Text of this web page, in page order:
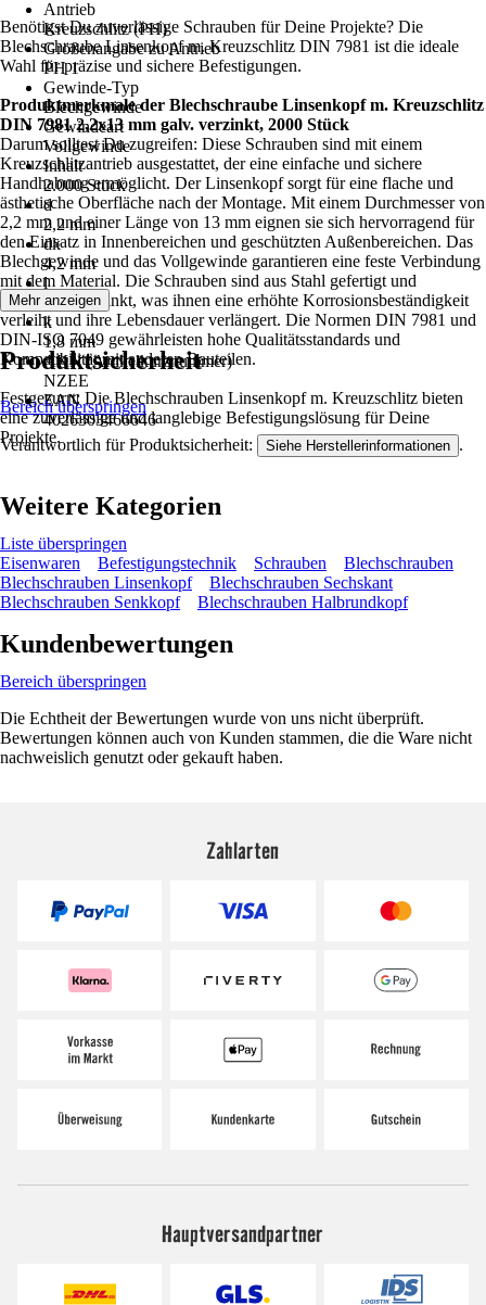
Antrieb
Kreuzschlitz (PH)
Größenangabe zu Antrieb
PH 1
Gewinde-Typ
Blechgewinde
Gewindeart
Vollgewinde
Inhalt
2.000 Stück
d
2,2 mm
dk
4,2 mm
l
13 mm
k
1,8 mm
AKN (Artikelkurznummer)
NZEE
EAN
4026303466646
Benötigst Du zuverlässige Schrauben für Deine Projekte? Die
Blechschraube Linsenkopf m. Kreuzschlitz DIN 7981 ist die ideale
Wahl für präzise und sichere Befestigungen.
Produktmerkmale der Blechschraube Linsenkopf m. Kreuzschlitz
DIN 7981 2,2x13 mm galv. verzinkt, 2000 Stück
Darum solltest Du zugreifen: Diese Schrauben sind mit einem
Kreuzschlitzantrieb ausgestattet, der eine einfache und sichere
Handhabung ermöglicht. Der Linsenkopf sorgt für eine flache und
ästhetische Oberfläche nach der Montage. Mit einem Durchmesser von
2,2 mm und einer Länge von 13 mm eignen sie sich hervorragend für
den Einsatz in Innenbereichen und geschützten Außenbereichen. Das
Blechgewinde und das Vollgewinde garantieren eine feste Verbindung
mit dem Material. Die Schrauben sind aus Stahl gefertigt und
galvanisch verzinkt, was ihnen eine erhöhte Korrosionsbeständigkeit
verleiht und ihre Lebensdauer verlängert. Die Normen DIN 7981 und
DIN-ISO 7049 gewährleisten hohe Qualitätsstandards und
Kompatibilität mit anderen Bauteilen.
Festgezurrt: Die Blechschrauben Linsenkopf m. Kreuzschlitz bieten
eine zuverlässige und langlebige Befestigungslösung für Deine
Projekte.
Mehr anzeigen
Produktsicherheit
Bereich überspringen
Verantwortlich für Produktsicherheit: Siehe Herstellerinformationen .
Weitere Kategorien
Liste überspringen
Eisenwaren
Befestigungstechnik Schrauben
Blechschrauben
Blechschrauben Linsenkopf
Blechschrauben Sechskant
Blechschrauben Senkkopf
Blechschrauben Halbrundkopf
Kundenbewertungen
Bereich überspringen
Die Echtheit der Bewertungen wurde von uns nicht überprüft.
Bewertungen können auch von Kunden stammen, die die Ware nicht
nachweislich genutzt oder gekauft haben.
Zahlarten
Hauptversandpartner